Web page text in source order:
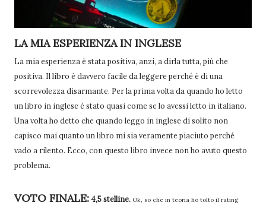
LA MIA ESPERIENZA IN INGLESE
La mia esperienza è stata positiva, anzi, a dirla tutta, più che
positiva. Il libro è davvero facile da leggere perché è di una
scorrevolezza disarmante. Per la prima volta da quando ho letto
un libro in inglese è stato quasi come se lo avessi letto in italiano.
Una volta ho detto che quando leggo in inglese di solito non
capisco mai quanto un libro mi sia veramente piaciuto perché
vado a rilento. Ecco, con questo libro invece non ho avuto questo
problema.
VOTO FINALE:4,5 stelline. Ok, so che in teoria ho tolto il rating